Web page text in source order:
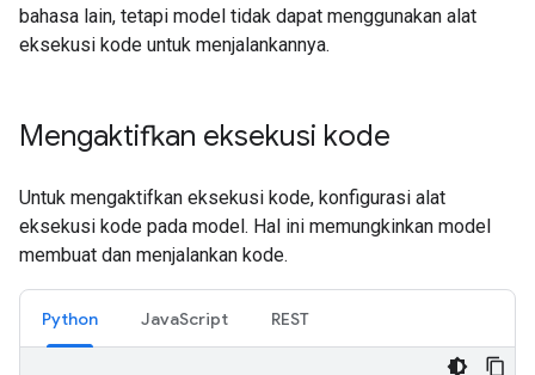
bahasa lain, tetapi model tidak dapat menggunakan alat
eksekusi kode untuk menjalankannya.
Mengaktifkan eksekusi kode
Untuk mengaktifkan eksekusi kode, konfigurasi alat
eksekusi kode pada model. Hal ini memungkinkan model
membuat dan menjalankan kode.
Python JavaScript REST